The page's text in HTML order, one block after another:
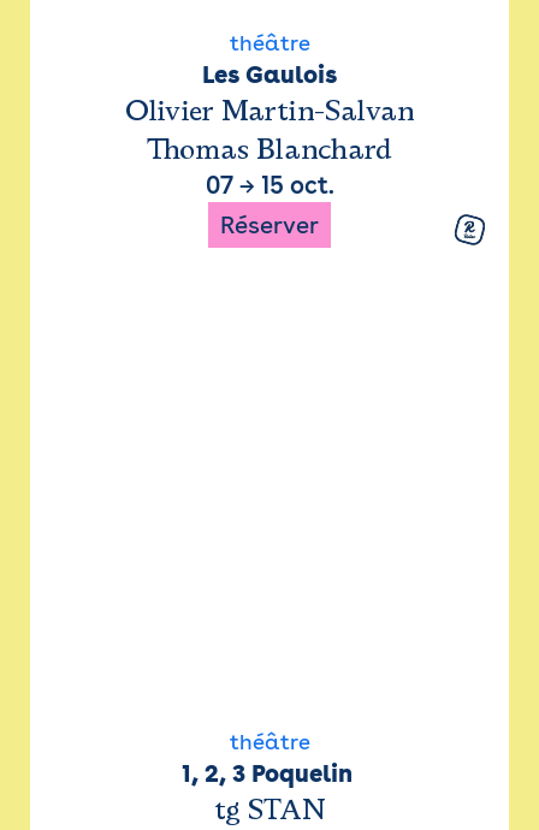
théâtre
Les Gaulois
Olivier Martin-Salvan
Thomas Blanchard
07→ 15 oct.
Réserver
théâtre
1, 2, 3 Poquelin
tg STAN